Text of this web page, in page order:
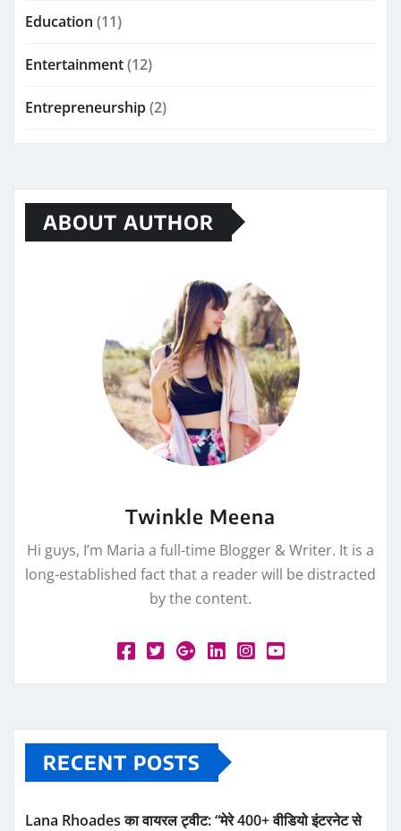
Education (11)
Entertainment(12)
Entrepreneurship(2)
ABOUT AUTHOR
Twinkle Meena
Hi guys, I’m Maria a full-time Blogger & Writer. It is a
long-established fact that a reader will be distracted
by the content.
RECENT POSTS
Lana Rhoades का वायरल ट्वीट: “मेरे 400+ वीडियो इंटरनेट से